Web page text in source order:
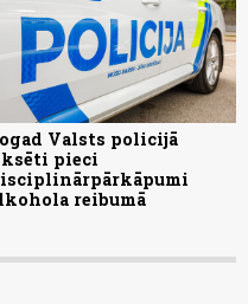
Valsts policijā
pieci
reibumā